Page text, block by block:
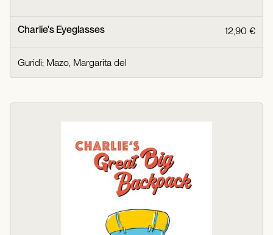
Charlie's Eyeglasses 12,90 €
Guridi; Mazo, Margarita del